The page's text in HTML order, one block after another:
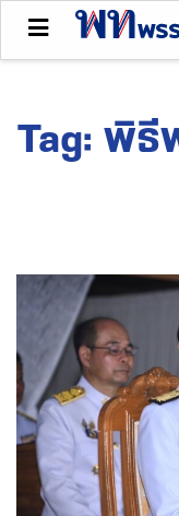
Tag: พิธี